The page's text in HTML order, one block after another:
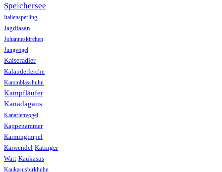
Speichersee
Italiensperling
Jagdfasan
Johanneskirchen
Jungvögel
Kaiseradler
Kalanderlerche
Kammblässhuhn
Kampfläufer
Kanadagans
Kanarienvogel
Kappenammer
Karmingimpel
Karwendel Katinger
Watt Kaukasus
Kaukasusbirkhuhn